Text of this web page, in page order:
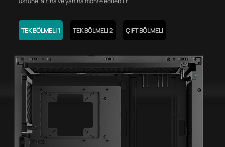
TEK BÖLMELI 1 TEK BÖLMELI 2 ÇIFT BÖLMELI